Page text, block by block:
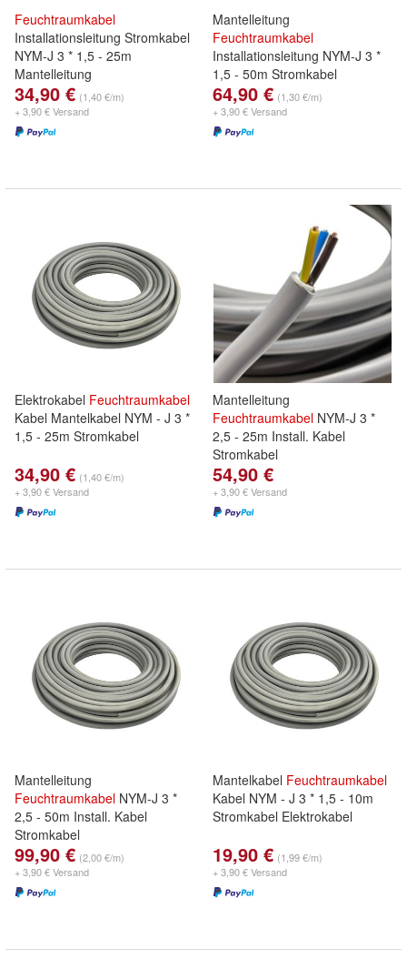
Feuchtraumkabel
Installationsleitung Stromkabel
NYM-J 3 * 1,5 - 25m
Mantelleitung
34,90 € (1,40 €/m)
+ 3,90 € Versand
Mantelleitung
Feuchtraumkabel
Installationsleitung NYM-J 3 *
1,5 - 50m Stromkabel
64,90 € (1,30 €/m)
+ 3,90 € Versand
Elektrokabel Feuchtraumkabel
Kabel Mantelkabel NYM - J 3 *
1,5 - 25m Stromkabel
34,90 € (1,40 €/m)
+ 3,90 € Versand
Mantelleitung
Feuchtraumkabel NYM-J 3 *
2,5 - 25m Install. Kabel
Stromkabel
54,90 €
+ 3,90 € Versand
Mantelleitung
Feuchtraumkabel NYM-J 3 *
2,5 - 50m Install. Kabel
Stromkabel
99,90 € (2,00 €/m)
+ 3,90 € Versand
Mantelkabel Feuchtraumkabel
Kabel NYM - J 3 * 1,5 - 10m
Stromkabel Elektrokabel
19,90 € (1,99 €/m)
+ 3,90 € Versand